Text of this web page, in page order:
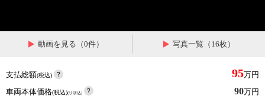
動画を見る（0件） 写真一覧（16枚）
支払総額(税込) 95万円
車両本体価格(税込)(リ済込) 90万円